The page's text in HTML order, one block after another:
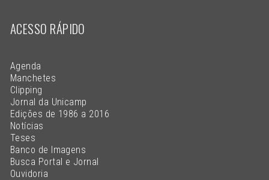
ACESSO RÁPIDO
Agenda
Manchetes
Clipping
Jornal da Unicamp
Edições de 1986 a 2016
Notícias
Teses
Banco de Imagens
Busca Portal e Jornal
Ouvidoria